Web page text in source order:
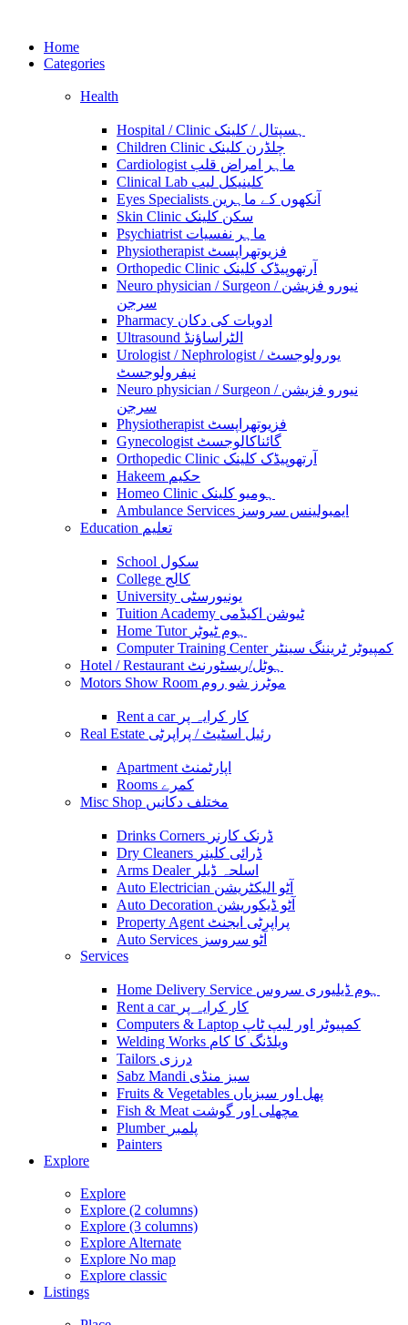
Home
Categories
Health
Hospital / Clinic ہسپتال / کلینک
Children Clinic چلڈرن کلینک
Cardiologist ماہر امراض قلب
Clinical Lab کلینیکل لیب
Eyes Specialists آنکھوں کے ماہرین
Skin Clinic سکن کلینک
Psychiatrist ماہر نفسیات
Physiotherapist فزیوتھراپسٹ
Orthopedic Clinic آرتھوپیڈک کلینک
Neuro physician / Surgeon نیورو فزیشن /
سرجن
Pharmacy ادویات کی دکان
Ultrasound الٹراساؤنڈ
Urologist / Nephrologist یورولوجسٹ /
نیفرولوجسٹ
Neuro physician / Surgeon نیورو فزیشن /
سرجن
Physiotherapist فزیوتھراپسٹ
Gynecologist گائناکالوجسٹ
Orthopedic Clinic آرتھوپیڈک کلینک
Hakeem حکیم
Homeo Clinic ہومیو کلینک
Ambulance Services ایمبولینس سروسز
Education تعلیم
School سکول
College کالج
University یونیورسٹی
Tuition Academy ٹیوشن اکیڈمی
Home Tutor ہوم ٹیوٹر
Computer Training Center کمپیوٹر ٹریننگ سینٹر
Hotel / Restaurant ہوٹل/ریسٹورنٹ
Motors Show Room موٹرز شو روم
Rent a car کار کرایہ پر
Real Estate رئیل اسٹیٹ / پراپرٹی
Apartment اپارٹمنٹ
Rooms کمرے
Misc Shop مختلف دکانیں
Drinks Corners ڈرنک کارنر
Dry Cleaners ڈرائی کلینر
Arms Dealer اسلحہ ڈیلر
Auto Electrician آٹو الیکٹریشن
Auto Decoration آٹو ڈیکوریشن
Property Agent پراپرٹی ایجنٹ
Auto Services آٹو سروسز
Services
Home Delivery Service ہوم ڈیلیوری سروس
Rent a car کار کرایہ پر
Computers & Laptop کمپیوٹر اور لیپ ٹاپ
Welding Works ویلڈنگ کا کام
Tailors درزی
Sabz Mandi سبز منڈی
Fruits & Vegetables پھل اور سبزیاں
Fish & Meat مچھلی اور گوشت
Plumber پلمبر
Painters
Explore
Explore
Explore (2 columns)
Explore (3 columns)
Explore Alternate
Explore No map
Explore classic
Listings